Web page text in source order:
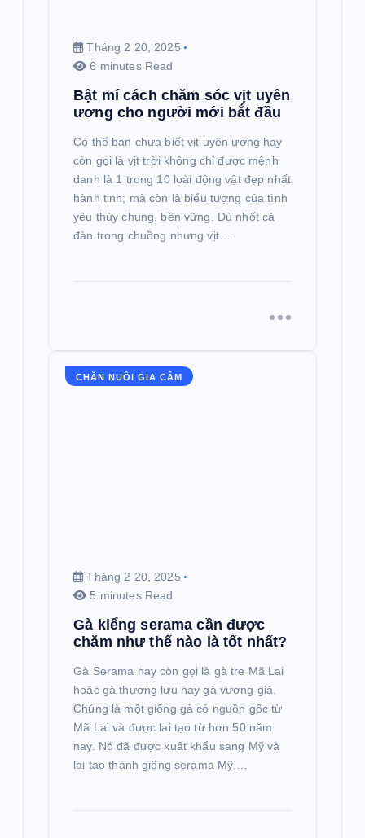
Tháng 2 20, 2025
6 minutes Read
Bật mí cách chăm sóc vịt uyên
ương cho người mới bắt đầu
Có thể bạn chưa biết vịt uyên ương hay
còn gọi là vịt trời không chỉ được mệnh
danh là 1 trong 10 loài động vật đẹp nhất
hành tinh; mà còn là biểu tượng của tình
yêu thủy chung, bền vững. Dù nhốt cả
đàn trong chuồng nhưng vịt…
CHĂN NUÔI GIA CẦM
Tháng 2 20, 2025
5 minutes Read
Gà kiểng serama cần được
chăm như thế nào là tốt nhất?
Gà Serama hay còn gọi là gà tre Mã Lai
hoặc gà thượng lưu hay gà vương giả.
Chúng là một giống gà có nguồn gốc từ
Mã Lai và được lai tạo từ hơn 50 năm
nay. Nó đã được xuất khẩu sang Mỹ và
lai tạo thành giống serama Mỹ.…